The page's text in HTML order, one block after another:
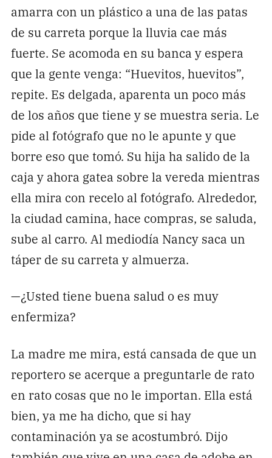
amarra con un plástico a una de las patas
de su carreta porque la lluvia cae más
fuerte. Se acomoda en su banca y espera
que la gente venga: “Huevitos, huevitos”,
repite. Es delgada, aparenta un poco más
de los años que tiene y se muestra seria. Le
pide al fotógrafo que no le apunte y que
borre eso que tomó. Su hija ha salido de la
caja y ahora gatea sobre la vereda mientras
ella mira con recelo al fotógrafo. Alrededor,
la ciudad camina, hace compras, se saluda,
sube al carro. Al mediodía Nancy saca un
táper de su carreta y almuerza.
—¿Usted tiene buena salud o es muy
enfermiza?
La madre me mira, está cansada de que un
reportero se acerque a preguntarle de rato
en rato cosas que no le importan. Ella está
bien, ya me ha dicho, que si hay
contaminación ya se acostumbró. Dijo